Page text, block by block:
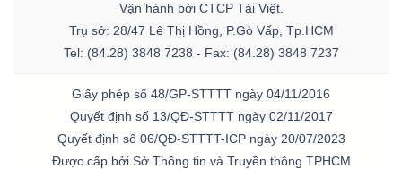
Vận hành bởi CTCP Tài Việt.
Trụ sở: 28/47 Lê Thị Hồng, P.Gò Vấp, Tp.HCM
Tel: (84.28) 3848 7238 - Fax: (84.28) 3848 7237
Giấy phép số 48/GP-STTTT ngày 04/11/2016
Quyết định số 13/QĐ-STTTT ngày 02/11/2017
Quyết định số 06/QĐ-STTTT-ICP ngày 20/07/2023
Được cấp bởi Sở Thông tin và Truyền thông TPHCM